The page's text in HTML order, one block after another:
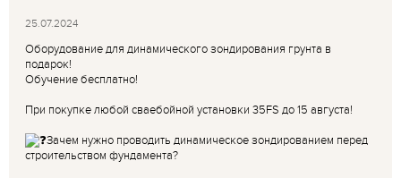
25.07.2024
Оборудование для динамического зондирования грунта в
подарок!
Обучение бесплатно!
При покупке любой сваебойной установки 35FS до 15 августа!
Зачем нужно проводить динамическое зондированием перед
строительством фундамента?